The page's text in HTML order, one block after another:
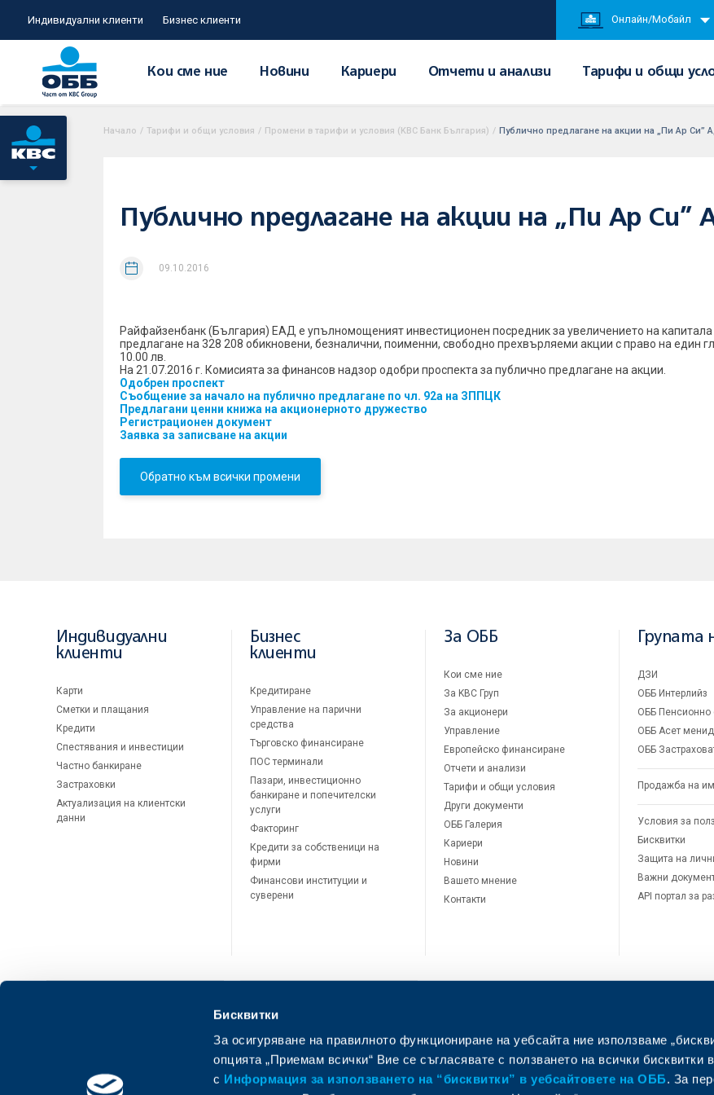
Бисквитки
За осигуряване на правилното функциониране на уебсайта ние използваме
опцията „Приемам всички“ Вие се съгласявате с ползването на всички бисквитки
с Информация за използването на “бисквитки” в уебсайтовете на ОББ. За
Индивидуални клиенти Бизнес клиенти Онлайн/Мобайл
Кои сме ние Новини Кариери Отчети и анализи Тарифи и общи
Начало / Тарифи и общи условия / Промени в тарифи и условия (KBC Банк България) / Публично предлагане на акции на „Пи Ар Си”
Публично предлагане на акции на „Пи Ар Си”
09.10.2016
Райфайзенбанк (България) ЕАД е упълномощеният инвестиционен посредник за увеличението на капитала
предлагане на 328 208 обикновени, безналични, поименни, свободно прехвърляеми акции с право на един
10.00 лв.
На 21.07.2016 г. Комисията за финансов надзор одобри проспекта за публично предлагане на акции.
Одобрен проспект
Съобщение за начало на публично предлагане по чл. 92а на ЗППЦК
Предлагани ценни книжа на акционерното дружество
Регистрационен документ
Заявка за записване на акции
Обратно към всички промени
Индивидуални
клиенти
Карти
Сметки и плащания
Кредити
Спестявания и инвестиции
Частно банкиране
Застраховки
Актуализация на клиентски
данни
Бизнес
клиенти
Кредитиране
Управление на парични
средства
Търговско финансиране
ПОС терминали
Пазари, инвестиционно
банкиране и попечителски
услуги
Факторинг
Кредити за собственици на
фирми
Финансови институции и
суверени
За ОББ
Кои сме ние
За KBC Груп
За акционери
Управление
Европейско финансиране
Отчети и анализи
Тарифи и общи условия
Други документи
ОББ Галерия
Кариери
Новини
Вашето мнение
Контакти
Групата
ДЗИ
ОББ Интерлийз
ОББ Пенсионно
ОББ Асет
ОББ
Продажба на
Условия за
Бисквитки
Защита на
Важни
API портал за
ОББ Мобайл